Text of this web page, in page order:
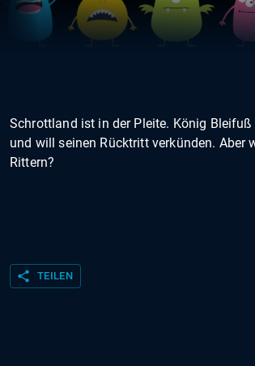
Schrottland ist in der Pleite. König
und will seinen Rücktritt verkünden. Aber
Rittern?
share TEILEN